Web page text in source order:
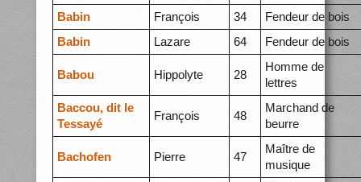
Babin
François 34
Fendeur de bois
Babin
Lazare 64 Fendeur de bois
Babou Hippolyte 28
Homme de
lettres
Baccou, dit le
Tessayé
François 48
Marchand de
beurre
Bachofen Pierre 47
Maître de
musique